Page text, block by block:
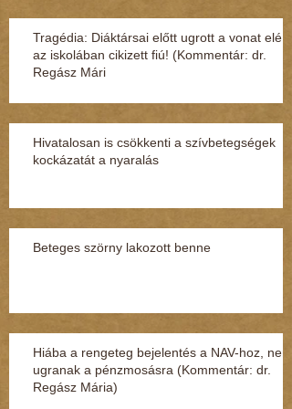
Tragédia: Diáktársai előtt ugrott a vonat elé
az iskolában cikizett fiú! (Kommentár: dr.
Regász Mári
Hivatalosan is csökkenti a szívbetegségek
kockázatát a nyaralás
Beteges szörny lakozott benne
Hiába a rengeteg bejelentés a NAV-hoz, nem
ugranak a pénzmosásra (Kommentár: dr.
Regász Mária)